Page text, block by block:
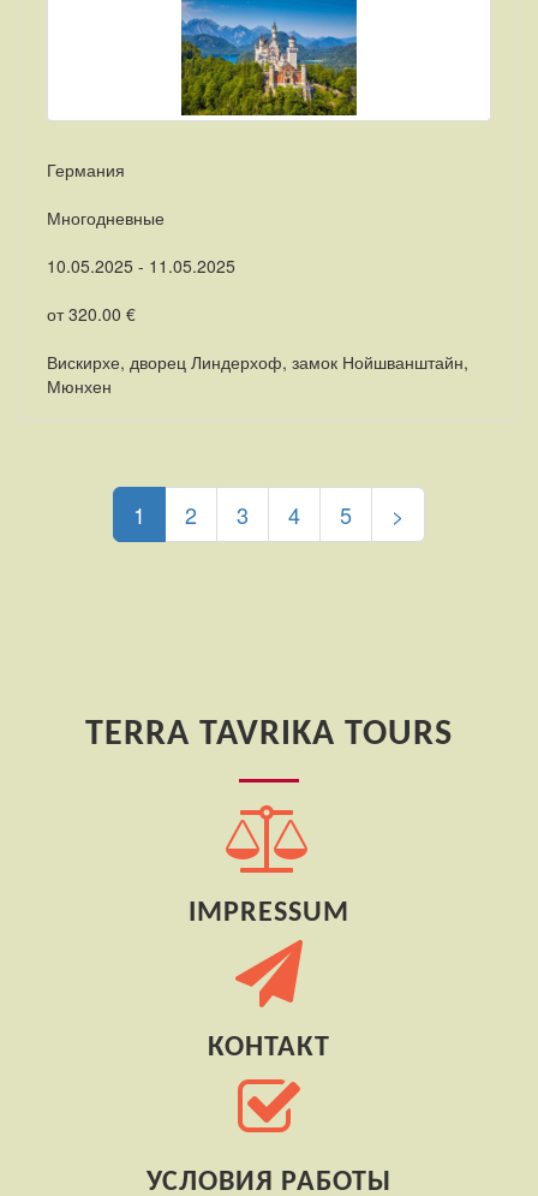
Германия
Многодневные
10.05.2025 - 11.05.2025
от 320.00 €
Вискирхе, дворец Линдерхоф, замок Нойшванштайн,
Мюнхен
1 (current)
2 3 4 5 >
TERRA TAVRIKA TOURS
IMPRESSUM
КОНТАКТ
УСЛОВИЯ РАБОТЫ